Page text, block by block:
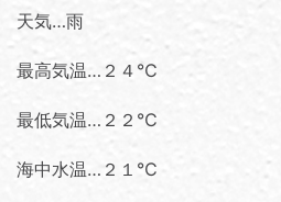
天気…雨
最高気温…２４℃
最低気温…２２℃
海中水温…２１℃